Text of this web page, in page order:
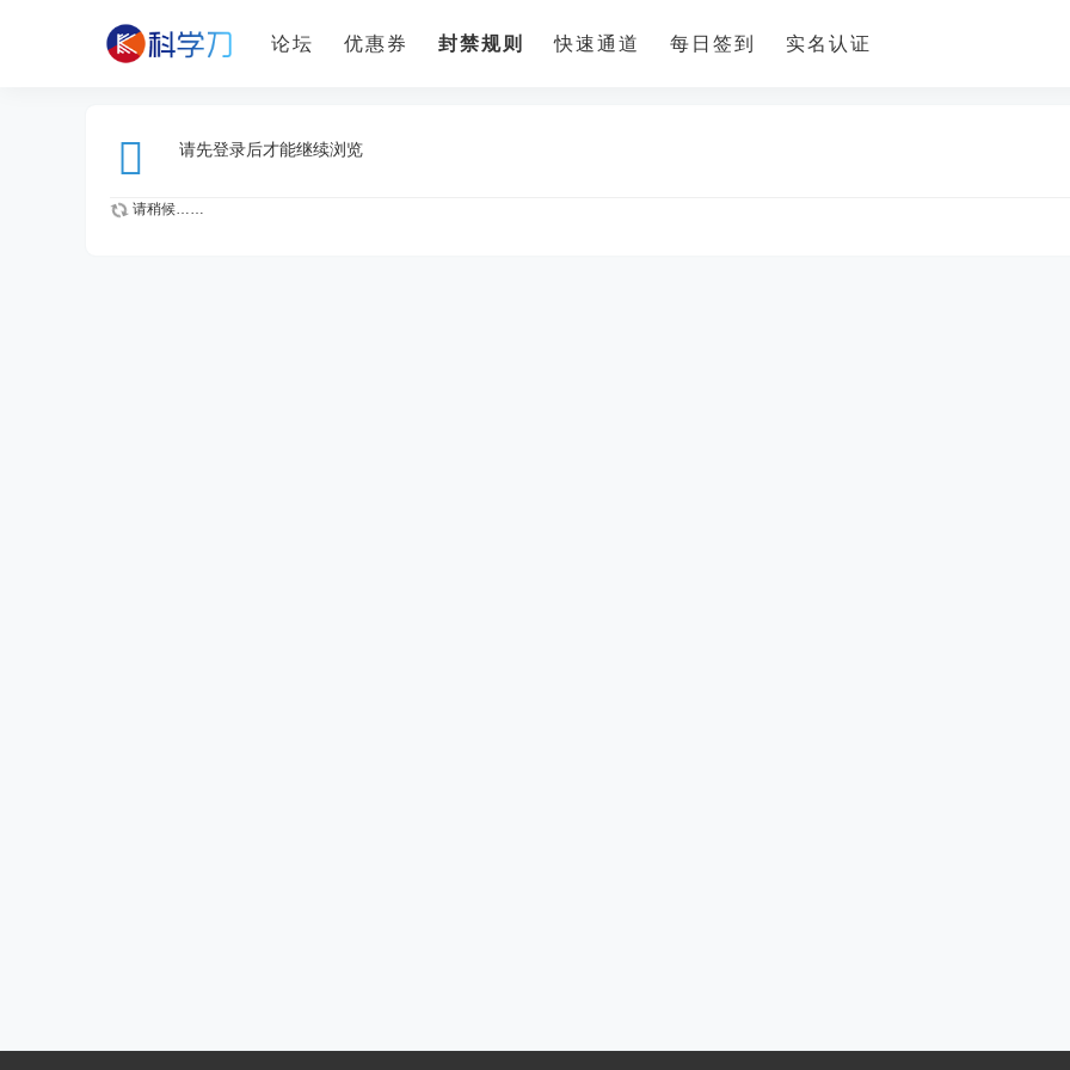
论坛 优惠券 封禁规则 快速通道 每日签到 实名认证
请先登录后才能继续浏览
请稍候……